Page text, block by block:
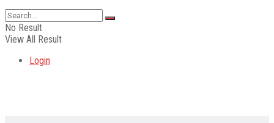
No Result
View All Result
Login